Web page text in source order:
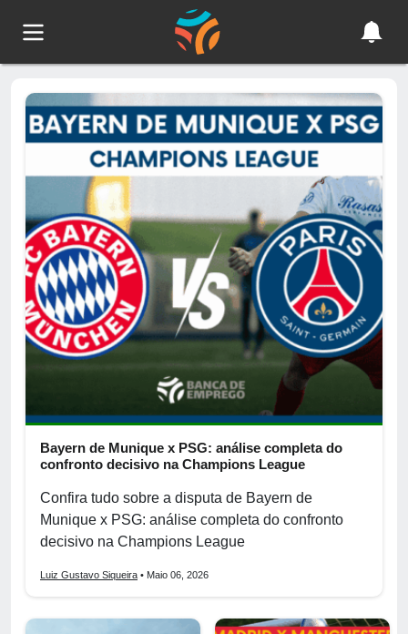
Bayern de Munique x PSG: análise completa do
confronto decisivo na Champions League
Confira tudo sobre a disputa de Bayern de
Munique x PSG: análise completa do confronto
decisivo na Champions League
Luiz Gustavo Siqueira • Maio 06, 2026